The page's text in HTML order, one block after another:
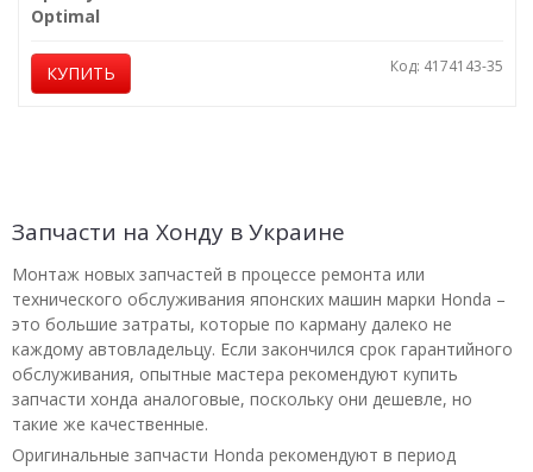
Optimal
КУПИТЬ Код: 4174143-35
Запчасти на Хонду в Украине
Монтаж новых запчастей в процессе ремонта или
технического обслуживания японских машин марки Honda –
это большие затраты, которые по карману далеко не
каждому автовладельцу. Если закончился срок гарантийного
обслуживания, опытные мастера рекомендуют купить
запчасти хонда аналоговые, поскольку они дешевле, но
такие же качественные.
Оригинальные запчасти Honda рекомендуют в период